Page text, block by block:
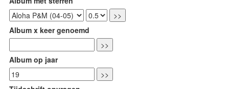
Album x keer genoemd
Album op jaar